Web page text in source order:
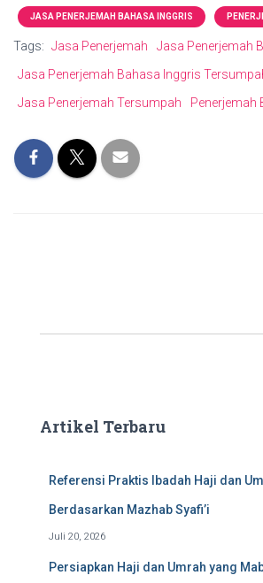
JASA PENERJEMAH BAHASA INGGRIS
Tags: Jasa Penerjemah
Jasa Penerjemah
Jasa Penerjemah Bahasa Inggris
Jasa Penerjemah Tersumpah
Penerjemah
a
Artikel Terbaru
Referensi Praktis Ibadah Haji dan
Berdasarkan Mazhab Syafi’i
Juli 20, 2026
Persiapkan Haji dan Umrah yang